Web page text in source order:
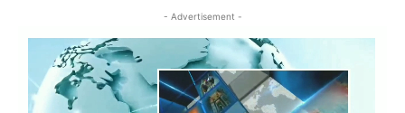
- Advertisement -